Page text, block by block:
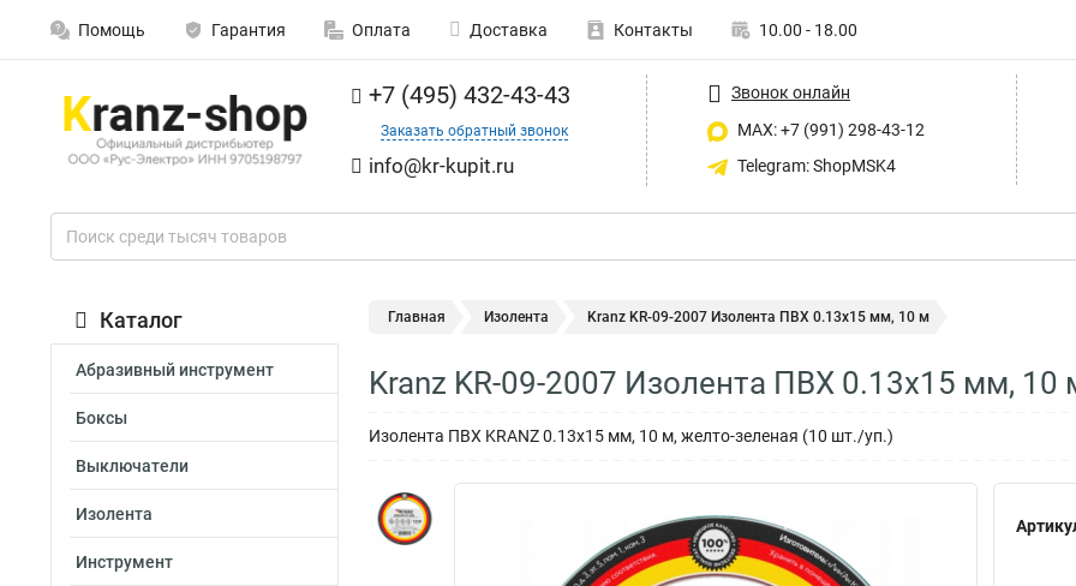
Помощь Гарантия Оплата Доставка Контакты 10.00 - 18.00
+7 (495) 432-43-43
Заказать обратный звонок
info@kr-kupit.ru
Звонок онлайн
MAX: +7 (991) 298-43-12
Telegram: ShopMSK4
Каталог
Абразивный инструмент
Боксы
Выключатели
Изолента
Инструмент
Главная Изолента Kranz KR-09-2007 Изолента ПВХ 0.13х15 мм, 10 м
Kranz KR-09-2007 Изолента ПВХ 0.13х15 мм, 10
Изолента ПВХ KRANZ 0.13х15 мм, 10 м, желто-зеленая (10 шт./уп.)